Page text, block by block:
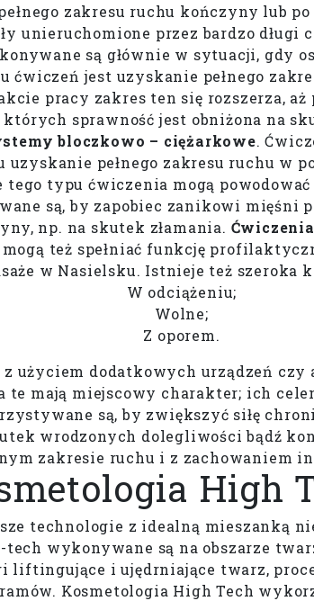
zakresu ruchu kończyny lub
unieruchomione przez bardzo
są głównie w sytuacji, gdy
ćwiczeń jest uzyskanie pełnego
pracy zakres ten się rozszerza,
sprawność jest obniżona na
bloczkowo – ciężarkowe.
uzyskanie pełnego zakresu ruchu w
typu ćwiczenia mogą
są, by zapobiec zanikowi
np. na skutek złamania.
też spełniać funkcję
w Nasielsku. Istnieje też
W odciążeniu;
Wolne;
Z oporem.
użyciem dodatkowych urządzeń
mają miejscowy charakter; ich
są, by zwiększyć siłę
wrodzonych dolegliwości bądź
zakresie ruchu i z zachowaniem
High
technologie z idealną mieszanką
wykonywane są na obszarze
liftingujące i ujędrniające twarz,
Kosmetologia High Tech